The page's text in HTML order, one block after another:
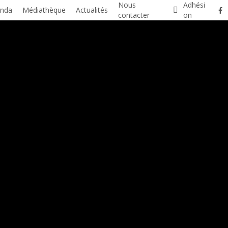
Médiathèque Actualités
Nous
contacter
Adhési
on